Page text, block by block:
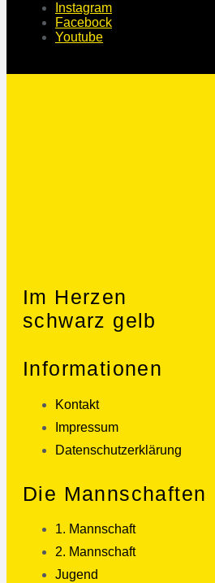
Instagram
Facebock
Youtube
Im Herzen
schwarz gelb
Informationen
Kontakt
Impressum
Datenschutzerklärung
Die Mannschaften
1. Mannschaft
2. Mannschaft
Jugend